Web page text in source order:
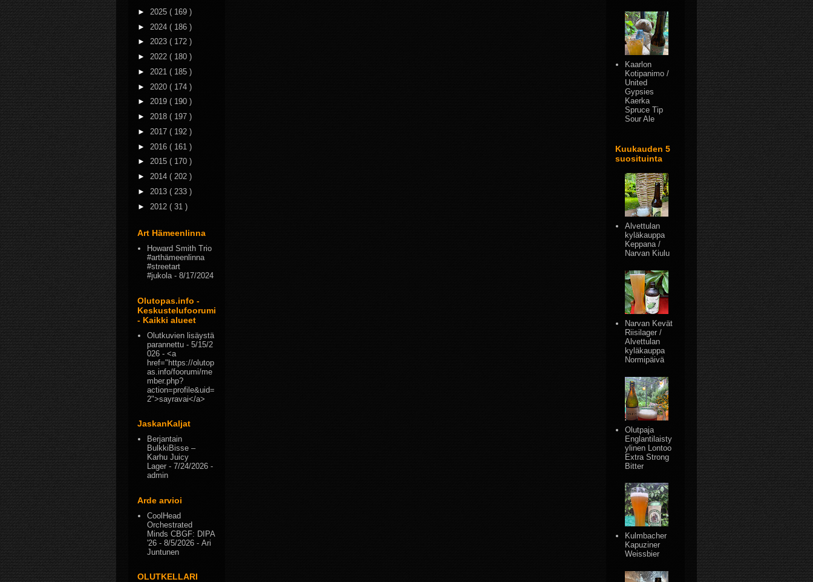
► 2025 ( 169 )
► 2024 ( 186 )
► 2023 ( 172 )
► 2022 ( 180 )
► 2021 ( 185 )
► 2020 ( 174 )
► 2019 ( 190 )
► 2018 ( 197 )
► 2017 ( 192 )
► 2016 ( 161 )
► 2015 ( 170 )
► 2014 ( 202 )
► 2013 ( 233 )
► 2012 ( 31 )
Art Hämeenlinna
Howard Smith Trio
#arthämeenlinna
#streetart
#jukola- 8/17/2024
Olutopas.info -
Keskustelufoorumi
- Kaikki alueet
Olutkuvien lisäystä
parannettu - 5/15/2
026 - <a
href="https://olutop
as.info/foorumi/me
mber.php?
action=profile&uid=
2">sayravai</a>
JaskanKaljat
Berjantain
BulkkiBisse –
Karhu Juicy
Lager - 7/24/2026 -
admin
Arde arvioi
CoolHead
Orchestrated
Minds CBGF: DIPA
'26 - 8/5/2026 - Ari
Juntunen
OLUTKELLARI
Kaarlon
Kotipanimo /
United
Gypsies
Kaerka
Spruce Tip
Sour Ale
Kuukauden 5
suosituinta
Alvettulan
kyläkauppa
Keppana /
Narvan Kiulu
Narvan Kevät
Riisilager /
Alvettulan
kyläkauppa
Normipäivä
Olutpaja
Englantilaisty
ylinen Lontoo
Extra Strong
Bitter
Kulmbacher
Kapuziner
Weissbier